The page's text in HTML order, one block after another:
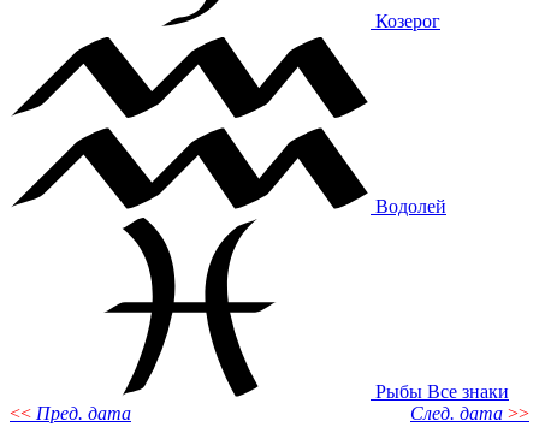
Козерог
Водолей
Рыбы Все знаки
<< Пред. дата След. дата >>